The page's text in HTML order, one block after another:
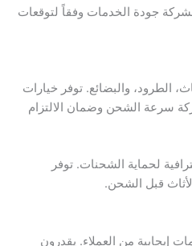
جودة الخدمات وفقاً لتوقعات
الطرود، والبضائع. توفر خيارات
سرعة الشحن وضمان الالتزام
لحماية الشحنات. توفر
قبل الشحن.
إيجابية من العملاء. يقدرون